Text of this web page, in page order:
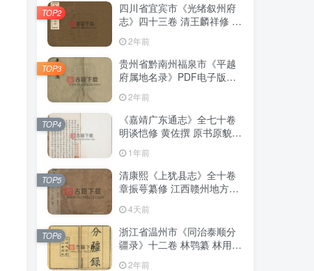
四川省宜宾市《光绪叙州府
志》四十三卷 清王麟祥修 邱
晋成纂PDF电子版地方志下
载2年前
TOP2
贵州省黔南州福泉市《平越
府属地名录》PDF电子版地
方志下载
2年前
TOP3
《嘉靖广东通志》全七十卷
明谈恺修 黄佐撰 原书原貌高
清PDF电子版地方志下载
1年前
TOP4
清康熙《上犹县志》全十卷
章振萼纂修 江西赣州地方志
4天前
TOP5
浙江省温州市《同治泰顺分
疆录》十二卷 林鹗纂 林用霖
2年前
TOP6
四川省宜宾市《光绪叙州府
志》四十三卷 清王麟祥修 邱
晋成纂PDF电子版地方志下
载2年前
TOP2
贵州省黔南州福泉市《平越
府属地名录》PDF电子版地
方志下载
2年前
TOP3
《嘉靖广东通志》全七十卷
明谈恺修 黄佐撰 原书原貌高
清PDF电子版地方志下载
1年前
TOP4
清康熙《上犹县志》全十卷
章振萼纂修 江西赣州地方志
4天前
TOP5
浙江省温州市《同治泰顺分
疆录》十二卷 林鹗纂 林用霖
2年前
TOP6